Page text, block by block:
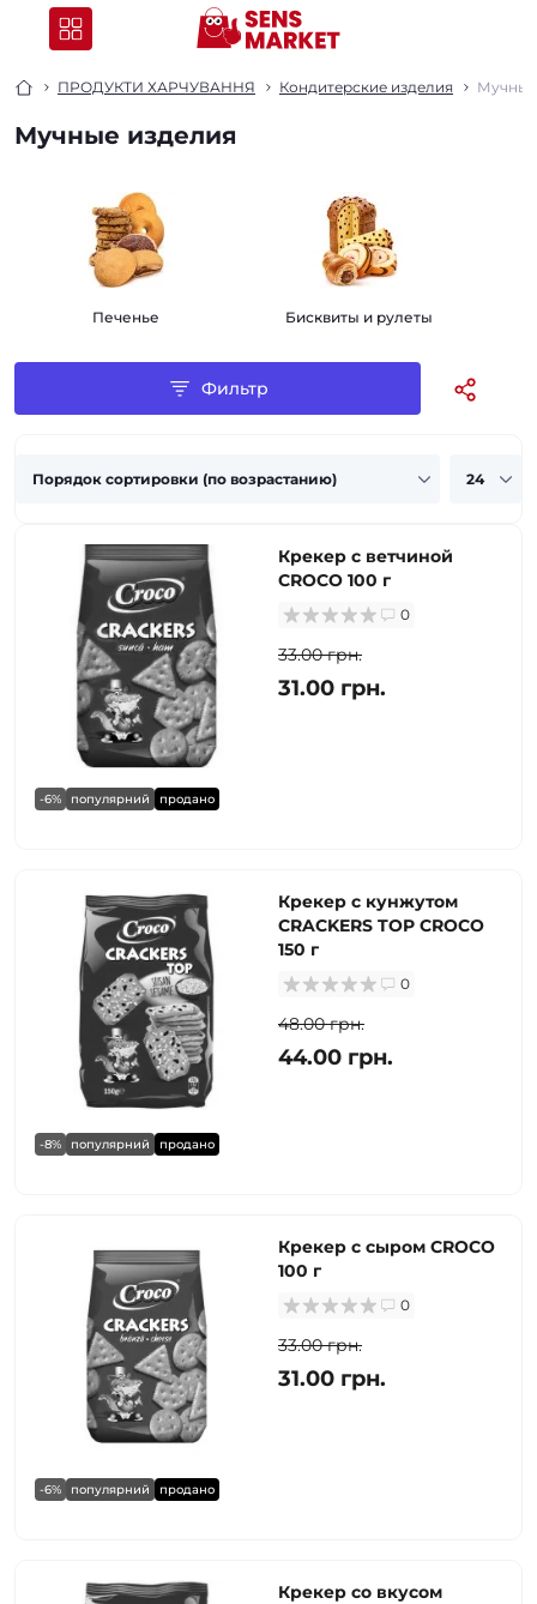
ПРОДУКТИ ХАРЧУВАННЯ Кондитерские изделия
Мучные изделия
Печенье Бисквиты и рулеты
Фильтр
-6% популярний продано
Крекер с ветчиной
CROCO 100 г
0
33.00 грн.
31.00 грн.
-8% популярний продано
Крекер с кунжутом
CRACKERS TOP CROCO
150 г
0
48.00 грн.
44.00 грн.
-6% популярний продано
Крекер с сыром CROCO
100 г
0
33.00 грн.
31.00 грн.
Крекер со вкусом